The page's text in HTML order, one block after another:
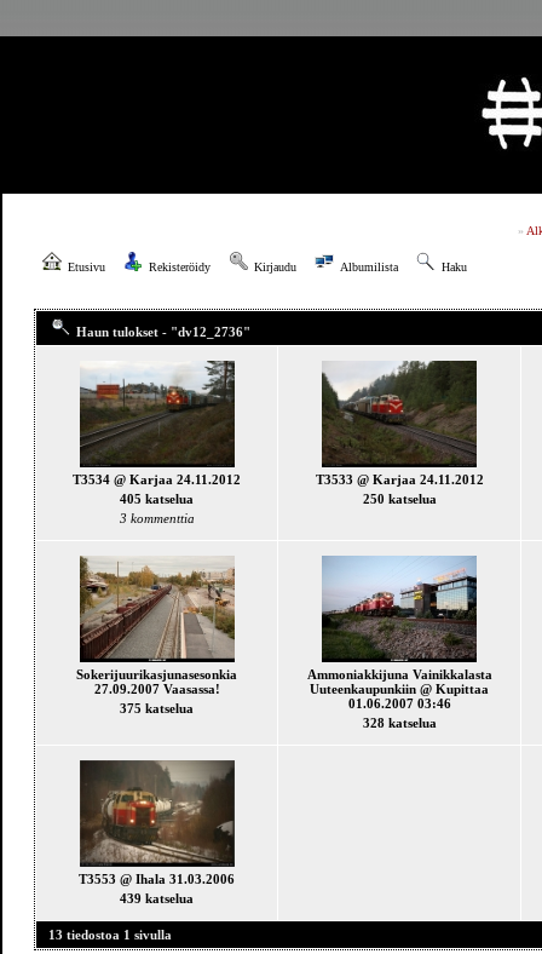
»
Etusivu Rekisteröidy Kirjaudu Albumilista Haku
Haun tulokset - "dv12_2736"
T3534 @ Karjaa 24.11.2012
405 katselua
3 kommenttia
T3533 @ Karjaa 24.11.2012
250 katselua
Sokerijuurikasjunasesonkia
27.09.2007 Vaasassa!
375 katselua
Ammoniakkijuna Vainikkalasta
Uuteenkaupunkiin @ Kupittaa
01.06.2007 03:46
328 katselua
T3553 @ Ihala 31.03.2006
439 katselua
13 tiedostoa 1 sivulla